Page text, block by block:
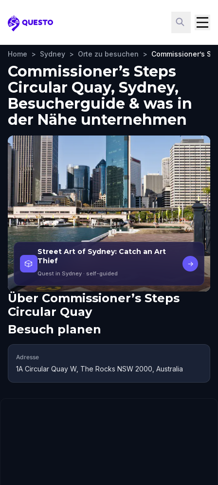
Questo
Home > Sydney > Orte zu besuchen > Commissioner’s
Commissioner’s Steps
Circular Quay, Sydney,
Besucherguide & was in
der Nähe unternehmen
🎲
Street Art of Sydney: Catch an Art
Thief
Quest in Sydney · self-guided
→
Über Commissioner’s Steps
Circular Quay
Besuch planen
Adresse
1A Circular Quay W, The Rocks NSW 2000, Australia